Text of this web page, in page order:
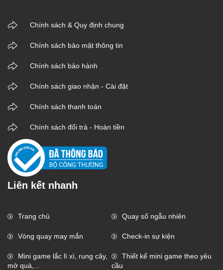
Chính sách & Quy định chung
Chính sách bảo mật thông tin
Chính sách bảo hành
Chính sách giao nhận - Cài đặt
Chính sách thanh toán
Chính sách đổi trả - Hoàn tiền
Liên kết nhanh
Trang chủ Quay số ngẫu nhiên
Vòng quay may mắn Check-in sự kiện
Mini game lắc lì xì, rung cây,
mở quà,...
Thiết kế mini game theo yêu
cầu